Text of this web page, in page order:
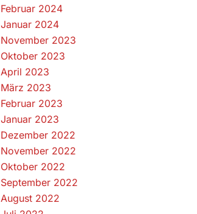
Februar 2024
Januar 2024
November 2023
Oktober 2023
April 2023
März 2023
Februar 2023
Januar 2023
Dezember 2022
November 2022
Oktober 2022
September 2022
August 2022